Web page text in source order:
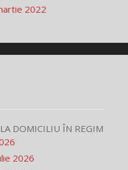
2022
DOMICILIU ÎN REGIM
2026